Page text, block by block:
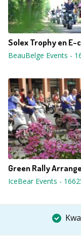
Solex Trophy en E-
BeauBelge Events -
Green Rally
IceBear Events -